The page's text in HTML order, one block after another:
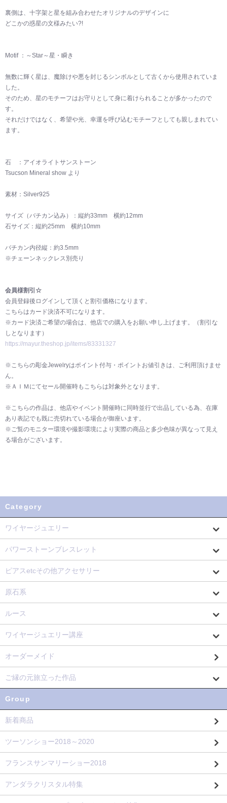
裏側は、十字架と星を組み合わせたオリジナルのデザインに
どこかの惑星の文様みたい?!
Motif ：～Star～星・瞬き
無数に輝く星は、魔除けや悪を封じるシンボルとして古くから使用されていま
した。
そのため、星のモチーフはお守りとして身に着けられることが多かったので
す。
それだけではなく、希望や光、幸運を呼び込むモチーフとしても親しまれてい
ます。
石 ：アイオライトサンストーン
Tsucson Mineral show より
素材：Silver925
サイズ（バチカン込み）：縦約33mm 横約12mm
石サイズ：縦約25mm 横約10mm
バチカン内径縦：約3.5mm
※チェーンネックレス別売り
会員様割引☆
会員登録後ログインして頂くと割引価格になります。
こちらはカード決済不可になります。
※カード決済ご希望の場合は、他店での購入をお願い申し上げます。（割引な
しとなります）
https://mayur.theshop.jp/items/83331327
※こちらの彫金Jewelryはポイント付与・ポイントお値引きは、ご利用頂けませ
ん。
※ＡＩＭにてセール開催時もこちらは対象外となります。
※こちらの作品は、他店やイベント開催時に同時並行で出品している為、在庫
あり表記でも既に売切れている場合が御座います。
※ご覧のモニター環境や撮影環境により実際の商品と多少色味が異なって見え
る場合がございます。
Category
ワイヤージュエリー
パワーストーンブレスレット
ピアスetcその他アクセサリー
原石系
ルース
ワイヤージュエリー講座
オーダーメイド
ご縁の元旅立った作品
Group
新着商品
ツーソンショー2018～2020
フランスサンマリーショー2018
アンダラクリスタル特集